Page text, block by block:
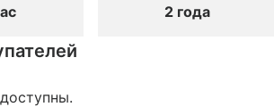
2 года